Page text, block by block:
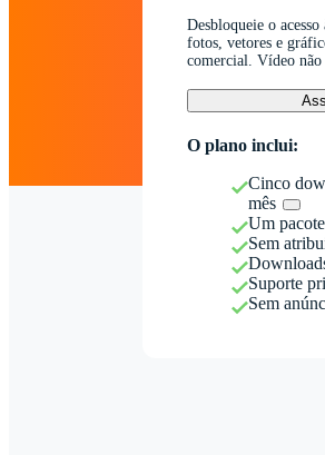
Desbloqueie o
fotos, vetores e
comercial. Vídeo não
O plano inclui:
Cinco
mês
Um
Sem
Suporte
Sem